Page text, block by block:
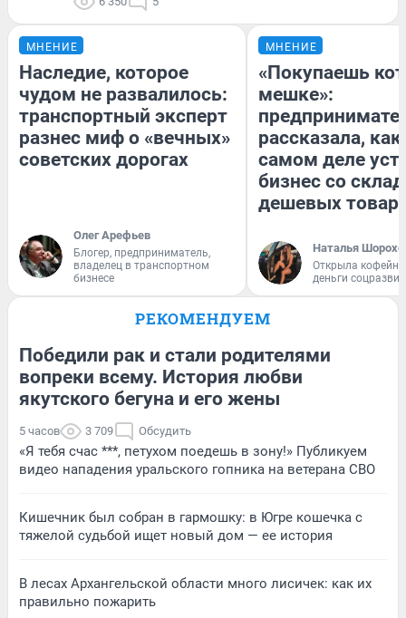
МНЕНИЕ
Наследие, которое
чудом не развалилось:
транспортный эксперт
разнес миф о «вечных»
советских дорогах
Олег Арефьев
Блогер, предприниматель,
владелец в транспортном
бизнесе
МНЕНИЕ
«Покупаешь
мешке»:
рассказала, как
самом деле
бизнес со
дешевых
Наталья
Открыла
деньги
РЕКОМЕНДУЕМ
Победили рак и стали родителями
вопреки всему. История любви
якутского бегуна и его жены
5 часов 3 709 Обсудить
«Я тебя счас ***, петухом поедешь в зону!» Публикуем
видео нападения уральского гопника на ветерана СВО
Кишечник был собран в гармошку: в Югре кошечка с
тяжелой судьбой ищет новый дом — ее история
В лесах Архангельской области много лисичек: как их
правильно пожарить